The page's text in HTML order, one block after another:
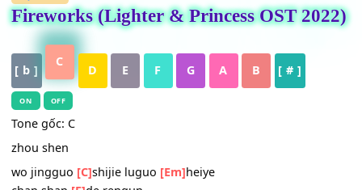
HỢP ÂM
Fireworks (Lighter & Princess OST
[ b ]
C
ON OFF
Tone gốc: C